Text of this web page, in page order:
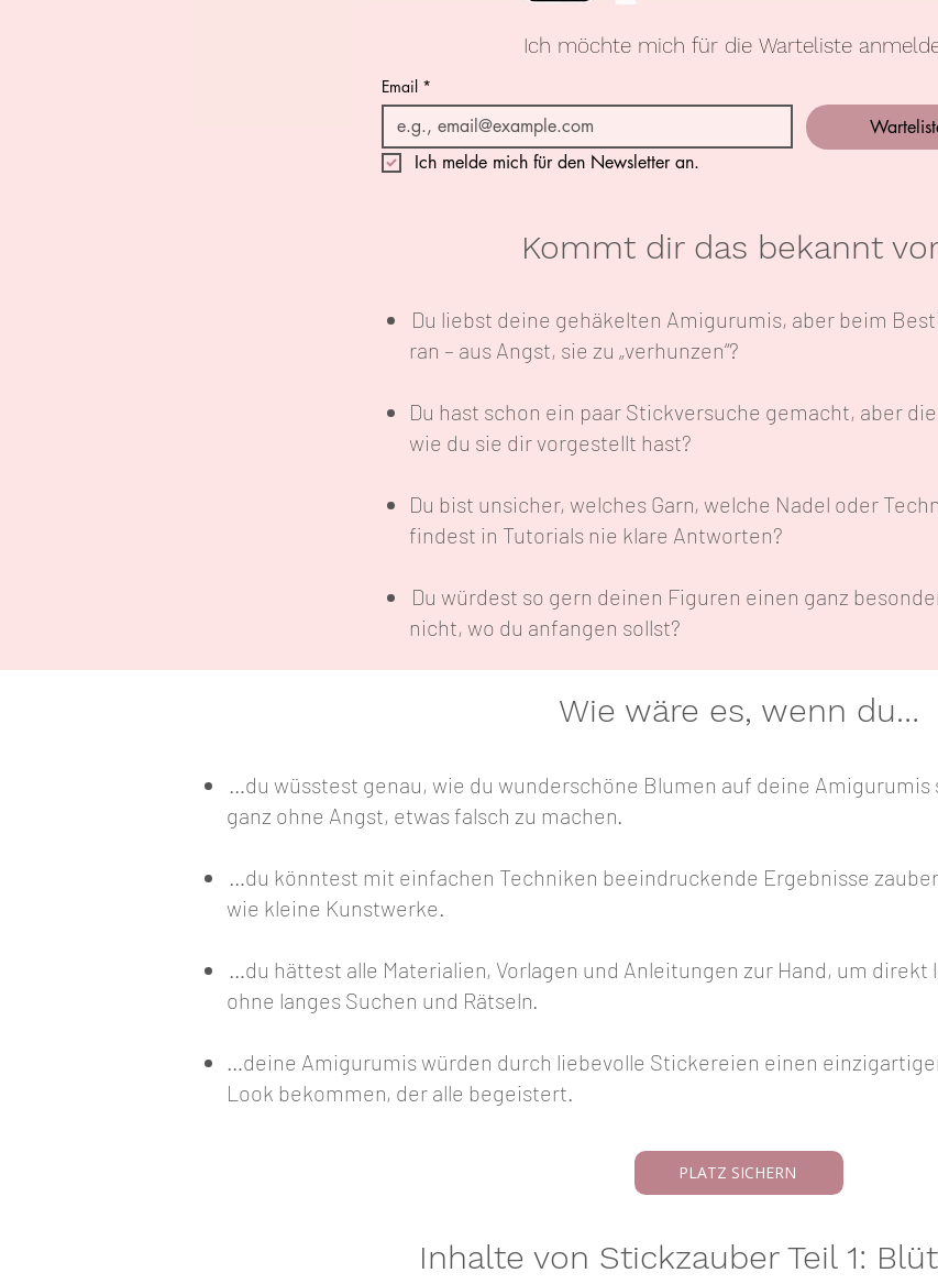
Ich möchte mich für die Warteliste
Email *
Ich melde mich für den Newsletter an.
Kommt dir das bekannt
Du liebst deine gehäkelten Amigurumis, aber beim
ran – aus Angst, sie zu „verhunzen“?
Du hast schon ein paar Stickversuche gemacht, aber
wie du sie dir vorgestellt hast?
Du bist unsicher, welches Garn, welche Nadel oder
findest in Tutorials nie klare Antworten?
Du würdest so gern deinen Figuren einen ganz
nicht, wo du anfangen sollst?
Wie wäre es, wenn du…
…du wüsstest genau, wie du wunderschöne Blumen auf deine Amigurumis
ganz ohne Angst, etwas falsch zu machen.
…du könntest mit einfachen Techniken beeindruckende Ergebnisse
wie kleine Kunstwerke.
…du hättest alle Materialien, Vorlagen und Anleitungen zur Hand, um direkt
ohne langes Suchen und Rätseln.
…deine Amigurumis würden durch liebevolle Stickereien einen
Look bekommen, der alle begeistert.
PLATZ SICHERN
Inhalte von Stickzauber Teil 1: